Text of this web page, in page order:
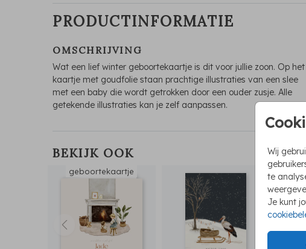
Wij
te
Je kunt
PRODUCTINFORMATIE
OMSCHRIJVING
Wat een lief winter geboortekaartje is dit voor jullie zoon. Op het
kaartje met goudfolie staan prachtige illustraties van een slee
met een baby die wordt getrokken door een ouder zusje. Alle
getekende illustraties kan je zelf aanpassen.
BEKIJK OOK
geboortekaartje